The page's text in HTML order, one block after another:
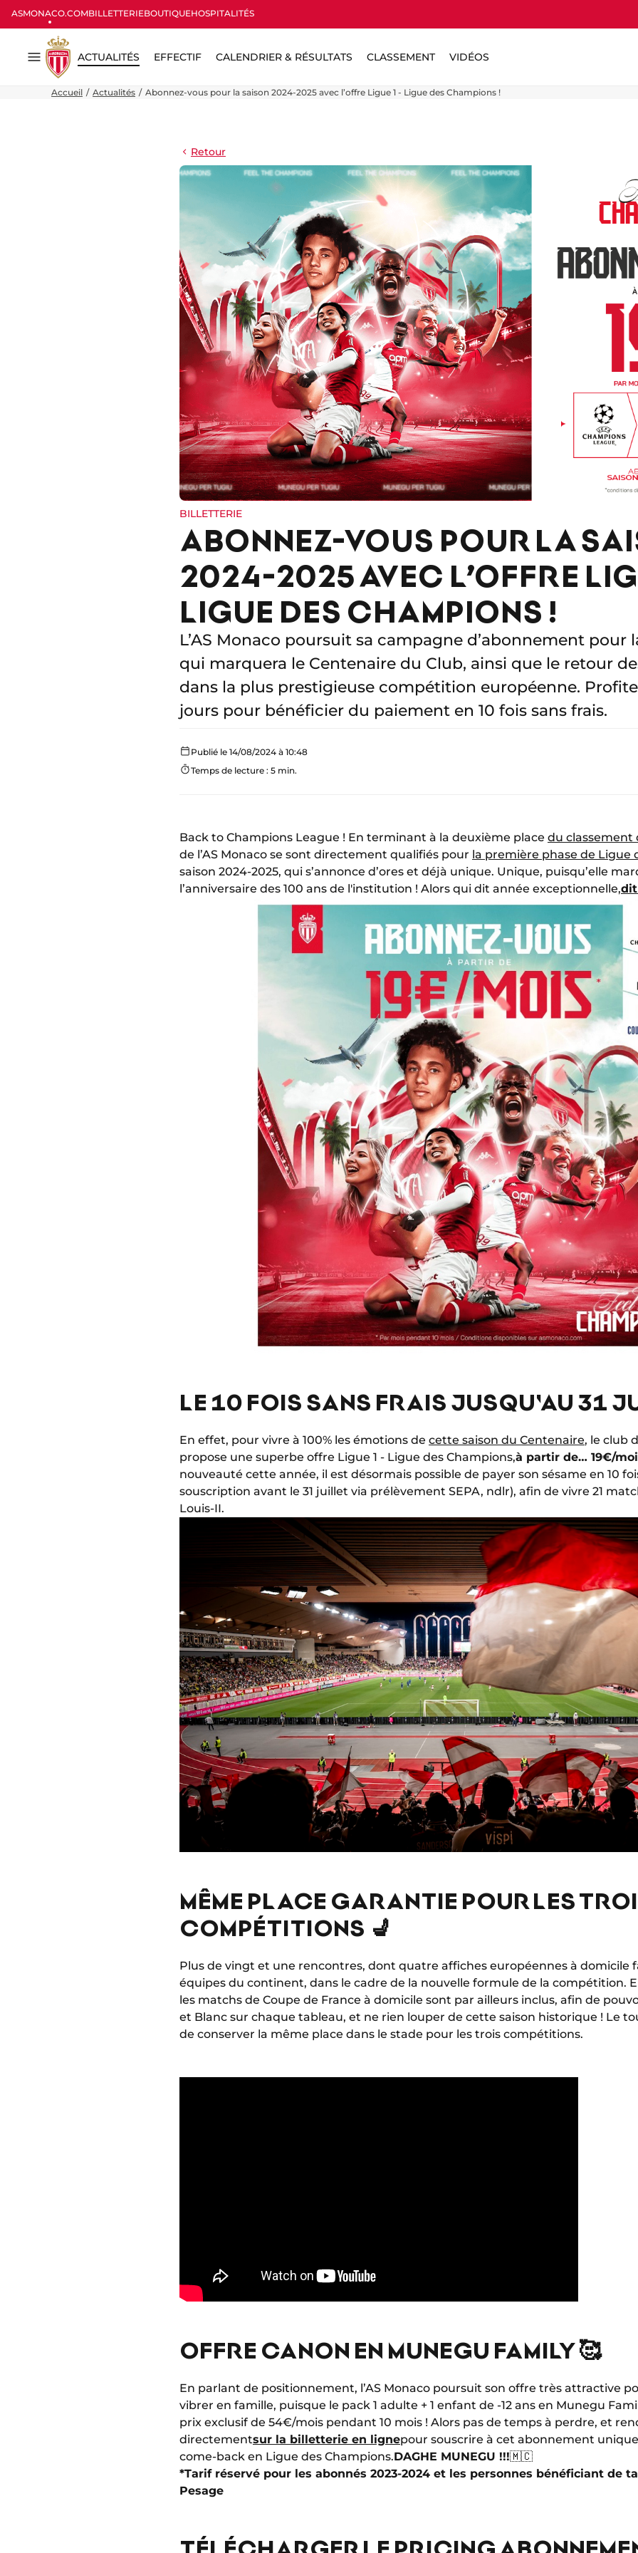
ASMONACO.COMBILLETTERIEBOUTIQUEHOSPITALITÉS
Menu
ACTUALITÉS EFFECTIF CALENDRIER & RÉSULTATS CLASSEMENT VIDÉOS
Accueil Actualités Abonnez-vous pour la saison 2024-2025 avec l’offre Ligue 1 - Ligue des Champions !
Retour
BILLETTERIE
ABONNEZ-VOUS POUR LA
2024-2025 AVEC L’OFFRE
LIGUE DES CHAMPIONS !
L’AS Monaco poursuit sa campagne d’abonnement pour
qui marquera le Centenaire du Club, ainsi que le retour
dans la plus prestigieuse compétition européenne.
jours pour bénéficier du paiement en 10 fois sans frais.
Publié le 14/08/2024 à 10:48
Temps de lecture : 5 min.
Back to Champions League ! En terminant à la deuxième place du classement
de l’AS Monaco se sont directement qualifiés pour la première phase de Ligue
saison 2024-2025, qui s’annonce d’ores et déjà unique. Unique, puisqu’elle
l’anniversaire des 100 ans de l'institution ! Alors qui dit année exceptionnelle,
LE 10 FOIS SANS FRAIS JUSQU'AU 31
En effet, pour vivre à 100% les émotions de cette saison du Centenaire, le club
propose une superbe offre Ligue 1 - Ligue des Champions,à partir de… 19€/
nouveauté cette année, il est désormais possible de payer son sésame en 10
souscription avant le 31 juillet via prélèvement SEPA, ndlr), afin de vivre 21
Louis-II.
MÊME PLACE GARANTIE POUR LES
COMPÉTITIONS 💺
Plus de vingt et une rencontres, dont quatre affiches européennes à domicile
équipes du continent, dans le cadre de la nouvelle formule de la compétition.
les matchs de Coupe de France à domicile sont par ailleurs inclus, afin de
et Blanc sur chaque tableau, et ne rien louper de cette saison historique ! Le
de conserver la même place dans le stade pour les trois compétitions.
OFFRE CANON EN MUNEGU FAMILY 🥰
En parlant de positionnement, l’AS Monaco poursuit son offre très attractive
vibrer en famille, puisque le pack 1 adulte + 1 enfant de -12 ans en Munegu
prix exclusif de 54€/mois pendant 10 mois ! Alors pas de temps à perdre, et
directementsur la billetterie en lignepour souscrire à cet abonnement
come-back en Ligue des Champions.DAGHE MUNEGU !!!🇲🇨
*Tarif réservé pour les abonnés 2023-2024 et les personnes bénéficiant de
Pesage
TÉLÉCHARGER LE PRICING